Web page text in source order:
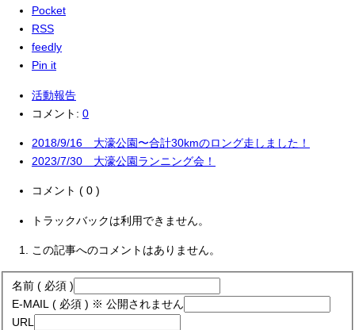
Pocket
RSS
feedly
Pin it
活動報告
コメント: 0
2018/9/16 大濠公園〜合計30kmのロング走しました！
2023/7/30 大濠公園ランニング会！
コメント ( 0 )
トラックバックは利用できません。
この記事へのコメントはありません。
名前 ( 必須 )
E-MAIL ( 必須 ) ※ 公開されません
URL